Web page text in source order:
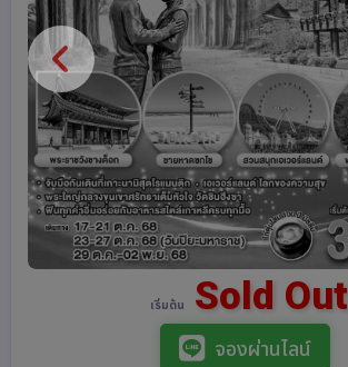
เริ่มต้น Sold Out
จองผ่านไลน์